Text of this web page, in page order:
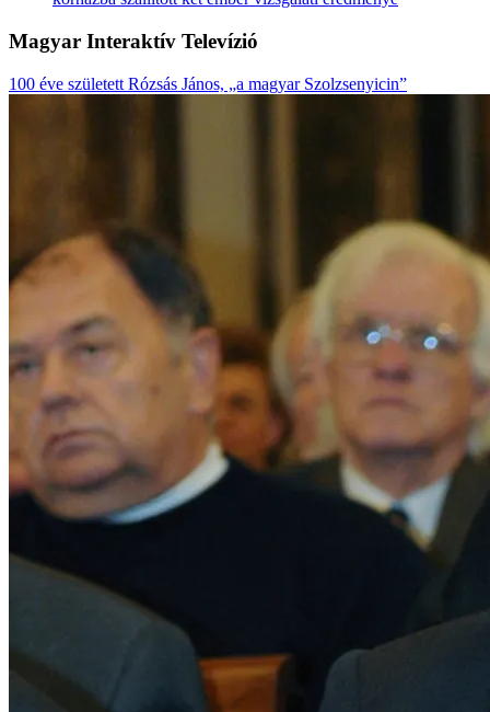
Magyar Interaktív Televízió
100 éve született Rózsás János, „a magyar Szolzsenyicin”